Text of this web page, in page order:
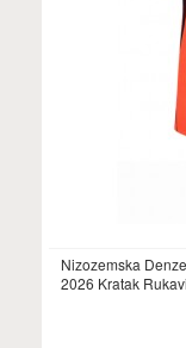
Nizozemska
2026 Kratak